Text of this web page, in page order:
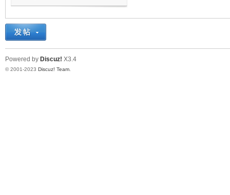
十
Powered by Discuz! X3.4
© 2001-2023 Discuz! Team.